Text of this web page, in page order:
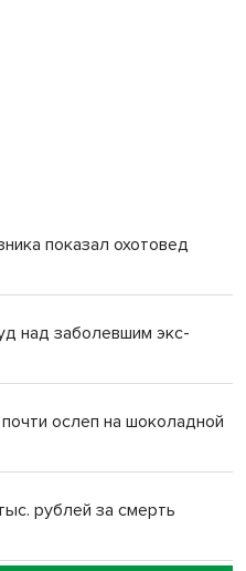
показал охотовед
над заболевшим экс-
ослеп на шоколадной
рублей за смерть